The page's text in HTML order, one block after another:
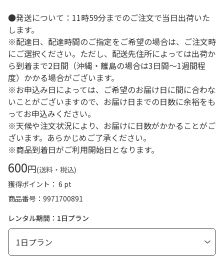
●発送について：11時59分までのご注文で当日出荷いた
します。
※配達日、配達時間のご指定をご希望の場合は、ご注文時
にご選択ください。ただし、配送先住所によっては出荷か
ら到着まで2日間（沖縄・離島の場合は3日間～1週間程
度）かかる場合がございます。
※お申込み日によっては、ご希望のお届け日に間に合わな
いことがございますので、お届け日までの日数に余裕をも
ってお申込みください。
※天候や注文状況により、お届けに日数がかかることがご
ざいます。あらかじめご了承ください。
※商品到着日がご利用開始日となります。
600円(送料・税込)
獲得ポイント： 6 pt
商品番号
9971700891
レンタル期間：1日プラン